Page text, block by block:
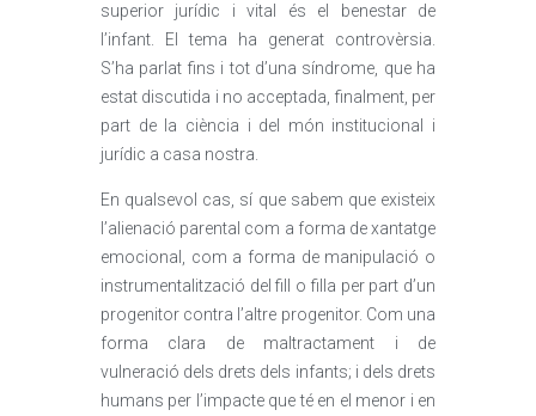
superior jurídic i vital és el benestar de
l’infant. El tema ha generat controvèrsia.
S’ha parlat fins i tot d’una síndrome, que ha
estat discutida i no acceptada, finalment, per
part de la ciència i del món institucional i
jurídic a casa nostra.
En qualsevol cas, sí que sabem que existeix
l’alienació parental com a forma de xantatge
emocional, com a forma de manipulació o
instrumentalització del fill o filla per part d’un
progenitor contra l’altre progenitor. Com una
forma clara de maltractament i de
vulneració dels drets dels infants; i dels drets
humans per l’impacte que té en el menor i en